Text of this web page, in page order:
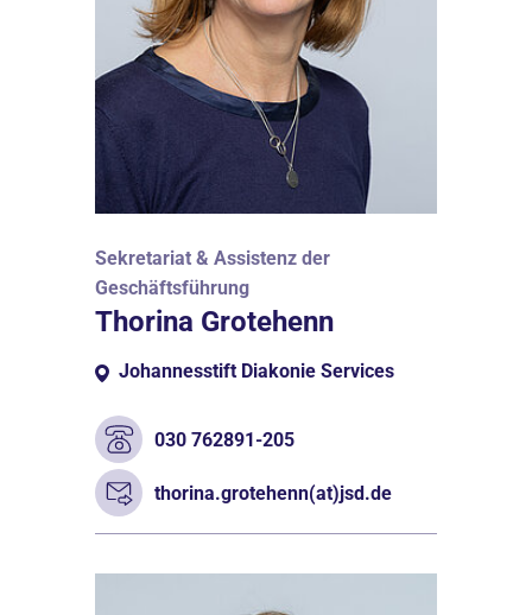
Sekretariat & Assistenz der
Geschäftsführung
Thorina Grotehenn
Johannesstift Diakonie Services
030 762891-205
thorina.grotehenn(at)jsd.de